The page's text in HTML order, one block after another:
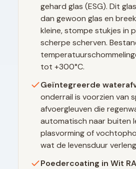
gehard glas (ESG). Dit
dan gewoon glas en
kleine, stompe stukjes in
scherpe scherven.
tot +300°C.
Geïntegreerde
onderrail is voorzien van
afvoergleuven die
automatisch naar buiten
plasvorming of
wat de levensduur
Poedercoating in Wit